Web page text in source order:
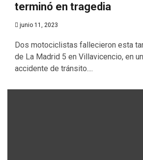
terminó en tragedia
junio 11, 2023
Dos motociclistas fallecieron esta
de La Madrid 5 en Villavicencio, en
accidente de tránsito....